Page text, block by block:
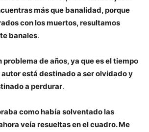
más que banalidad, porque
con los muertos, resultamos
banales.
problema de años, ya que es el tiempo
está destinado a ser olvidado y
a perdurar.
como había solventado las
veía resueltas en el cuadro. Me